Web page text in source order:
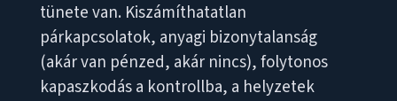
tünete van. Kiszámíthatatlan
párkapcsolatok, anyagi bizonytalanság
(akár van pénzed, akár nincs), folytonos
kapaszkodás a kontrollba, a helyzetek